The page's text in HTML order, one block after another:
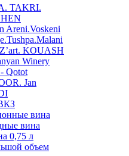
TAKRI.
Areni.Voskeni
KOUASH
Winery
Qotot
Jan
вина
вина
0,75 л
объем